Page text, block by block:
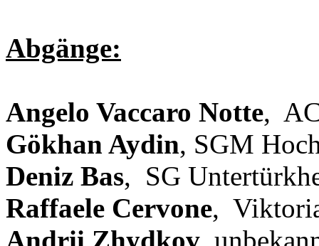
Abgänge:
Angelo Vaccaro Notte,
Gökhan Aydin, SGM
Deniz Bas, SG
Raffaele Cervone,
Andrii Zhydkov ,